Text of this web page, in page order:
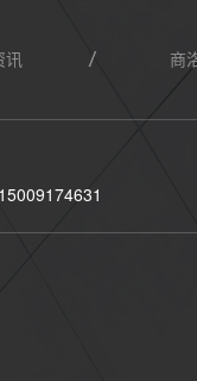
讯 商
15009174631